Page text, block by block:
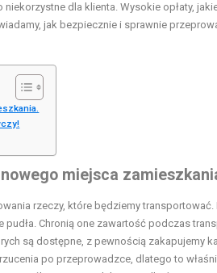
dla klienta. Wysokie opłaty,
jak bezpiecznie i sprawnie
miejsca
rzeczy, które będziemy transportować.
Chronią one zawartość podczas
są dostępne, z pewnością zakapujemy
po przeprowadzce, dlatego to